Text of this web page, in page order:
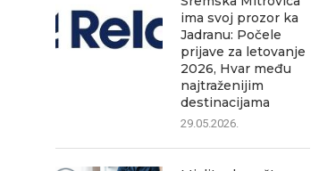
ima svoj prozor ka
Jadranu: Počele
prijave za letovanje
2026, Hvar među
najtraženijim
destinacijama
29.05.2026.